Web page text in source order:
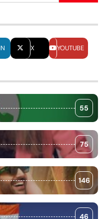
X YOUTUBE
55
75
146
46